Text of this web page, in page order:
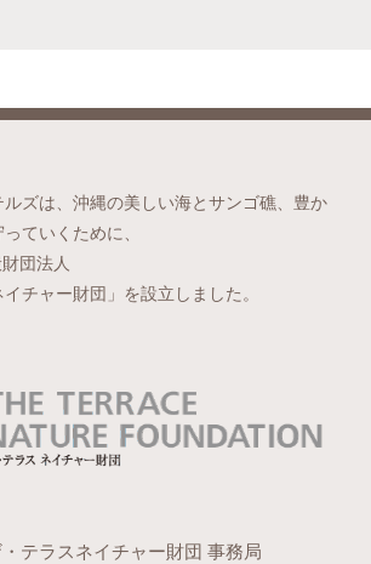
ズは、沖縄の美しい海とサンゴ礁、豊か
ていくために、
団法人
イチャー財団」を設立しました。
テラスネイチャー財団 事務局